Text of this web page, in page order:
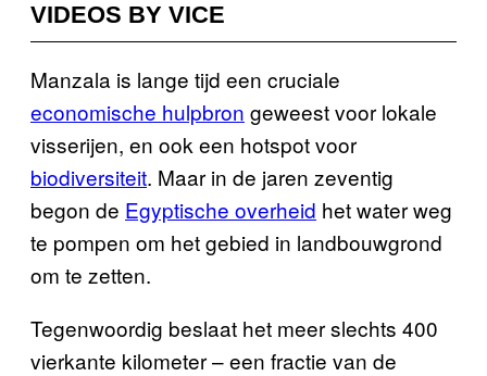
VIDEOS BY VICE
Manzala is lange tijd een cruciale
economische hulpbron geweest voor lokale
visserijen, en ook een hotspot voor
biodiversiteit. Maar in de jaren zeventig
begon de Egyptische overheid het water weg
te pompen om het gebied in landbouwgrond
om te zetten.
Tegenwoordig beslaat het meer slechts 400
vierkante kilometer – een fractie van de